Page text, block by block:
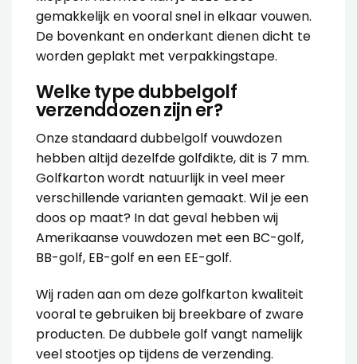
gemakkelijk en vooral snel in elkaar vouwen.
De bovenkant en onderkant dienen dicht te
worden geplakt met verpakkingstape.
Welke type dubbelgolf
verzenddozen zijn er?
Onze standaard dubbelgolf vouwdozen
hebben altijd dezelfde golfdikte, dit is 7 mm.
Golfkarton wordt natuurlijk in veel meer
verschillende varianten gemaakt. Wil je een
doos op maat? In dat geval hebben wij
Amerikaanse vouwdozen met een BC-golf,
BB-golf, EB-golf en een EE-golf.
Wij raden aan om deze golfkarton kwaliteit
vooral te gebruiken bij breekbare of zware
producten. De dubbele golf vangt namelijk
veel stootjes op tijdens de verzending.